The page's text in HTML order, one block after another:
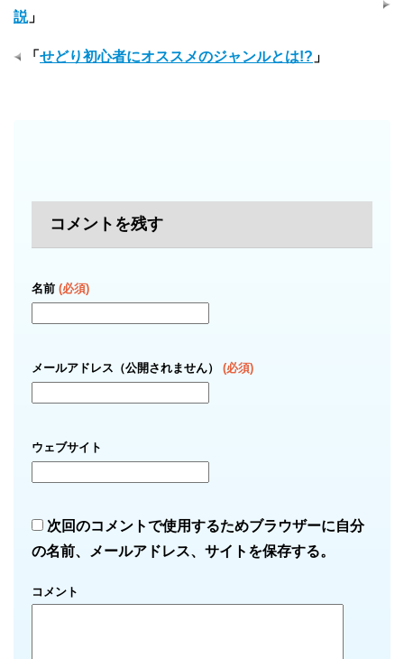
説」
「 せどり初心者にオススメのジャンルとは!? 」
コメントを残す
名前 (必須)
メールアドレス（公開されません） (必須)
ウェブサイト
次回のコメントで使用するためブラウザーに自分
の名前、メールアドレス、サイトを保存する。
コメント